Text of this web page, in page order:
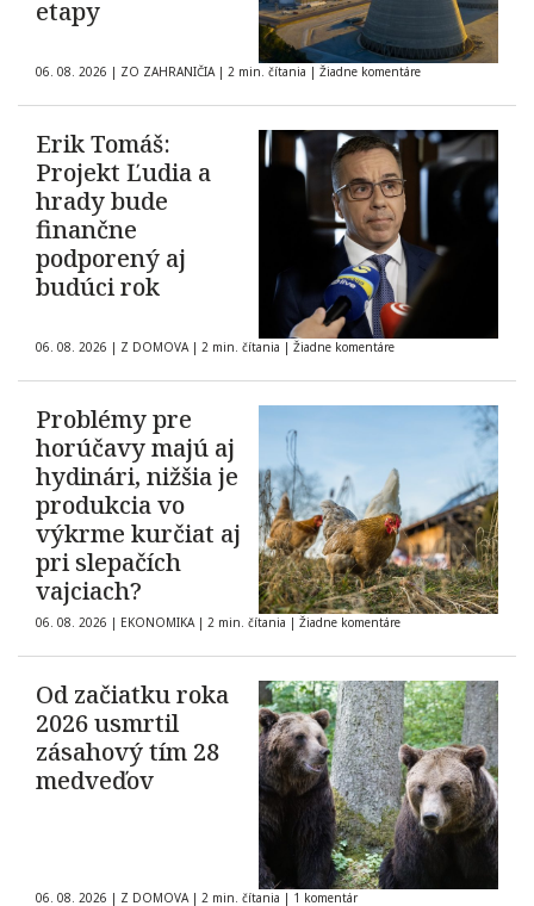
etapy
06. 08. 2026 | ZO ZAHRANIČIA | 2 min. čítania | Žiadne komentáre
Erik Tomáš:
Projekt Ľudia a
hrady bude
finančne
podporený aj
budúci rok
06. 08. 2026 | Z DOMOVA | 2 min. čítania | Žiadne komentáre
Problémy pre
horúčavy majú aj
hydinári, nižšia je
produkcia vo
výkrme kurčiat aj
pri slepačích
vajciach?
06. 08. 2026 | EKONOMIKA | 2 min. čítania | Žiadne komentáre
Od začiatku roka
2026 usmrtil
zásahový tím 28
medveďov
06. 08. 2026 | Z DOMOVA | 2 min. čítania | 1 komentár